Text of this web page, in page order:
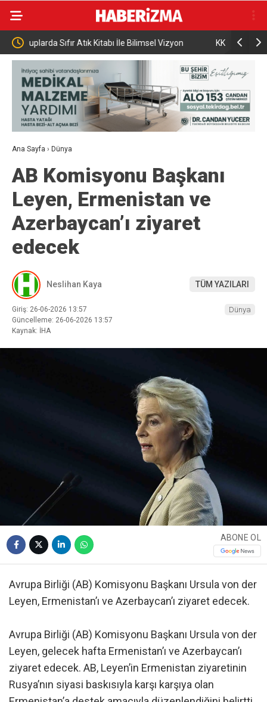
Bilimsel Vizyon KKTC Cumhuriyet Meclisi Başkanı Öztürkler:
egemen eşitliğimizden ve eşit uluslararası
statümüzden asla taviz vermeyeceğiz”
Ana Sayfa › Dünya
AB Komisyonu Başkanı
Leyen, Ermenistan ve
Azerbaycan’ı ziyaret
edecek
Neslihan Kaya TÜM YAZILARI
Giriş: 26-06-2026 13:57
Güncelleme: 26-06-2026 13:57
Kaynak: İHA
Dünya
ABONE OL
Avrupa Birliği (AB) Komisyonu Başkanı Ursula von der
Leyen, Ermenistan’ı ve Azerbaycan’ı ziyaret edecek.
Avrupa Birliği (AB) Komisyonu Başkanı Ursula von der
Leyen, gelecek hafta Ermenistan’ı ve Azerbaycan’ı
ziyaret edecek. AB, Leyen’in Ermenistan ziyaretinin
Rusya’nın siyasi baskısıyla karşı karşıya olan